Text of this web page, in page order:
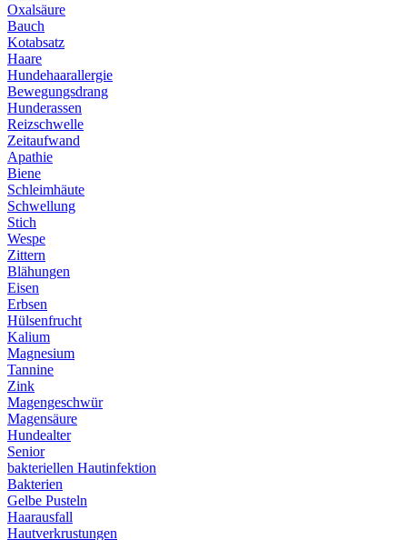
Oxalsäure
Bauch
Kotabsatz
Haare
Hundehaarallergie
Bewegungsdrang
Hunderassen
Reizschwelle
Zeitaufwand
Apathie
Biene
Schleimhäute
Schwellung
Stich
Wespe
Zittern
Blähungen
Eisen
Erbsen
Hülsenfrucht
Kalium
Magnesium
Tannine
Zink
Magengeschwür
Magensäure
Hundealter
Senior
bakteriellen Hautinfektion
Bakterien
Gelbe Pusteln
Haarausfall
Hautverkrustungen